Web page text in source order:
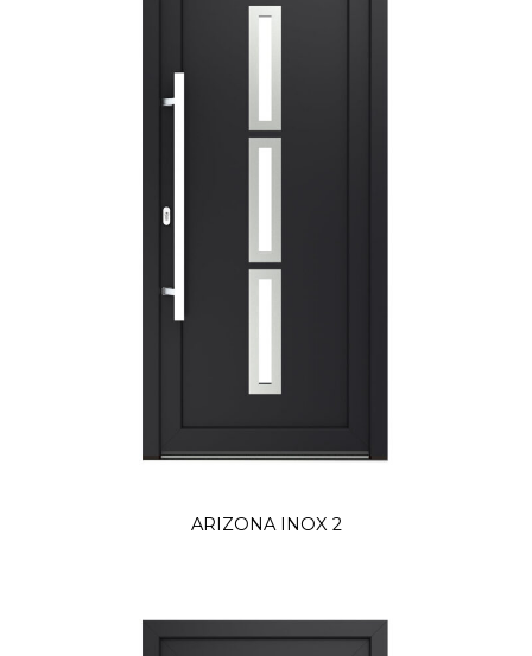
ARIZONA INOX 2